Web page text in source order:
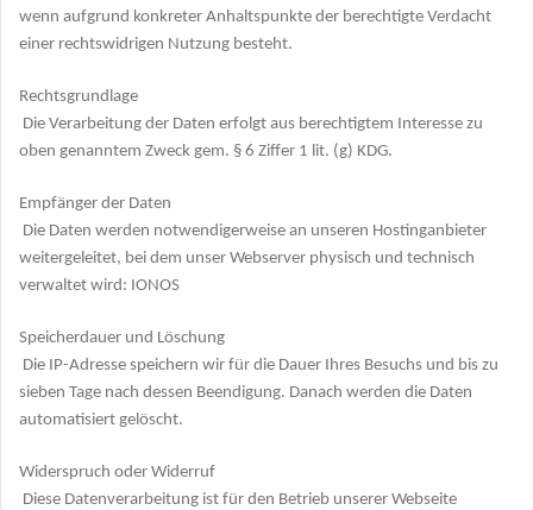
wenn aufgrund konkreter Anhaltspunkte der berechtigte Verdacht
einer rechtswidrigen Nutzung besteht.
Rechtsgrundlage
Die Verarbeitung der Daten erfolgt aus berechtigtem Interesse zu
oben genanntem Zweck gem. § 6 Ziffer 1 lit. (g) KDG.
Empfänger der Daten
Die Daten werden notwendigerweise an unseren Hostinganbieter
weitergeleitet, bei dem unser Webserver physisch und technisch
verwaltet wird: IONOS
Speicherdauer und Löschung
Die IP-Adresse speichern wir für die Dauer Ihres Besuchs und bis zu
sieben Tage nach dessen Beendigung. Danach werden die Daten
automatisiert gelöscht.
Widerspruch oder Widerruf
Diese Datenverarbeitung ist für den Betrieb unserer Webseite